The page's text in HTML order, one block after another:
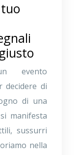
evento
di
di una
manifesta
sussurri
nella